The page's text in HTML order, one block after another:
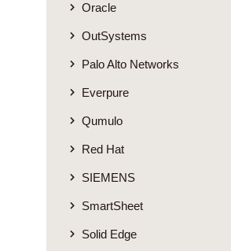
Oracle
OutSystems
Palo Alto Networks
Everpure
Qumulo
Red Hat
SIEMENS
SmartSheet
Solid Edge